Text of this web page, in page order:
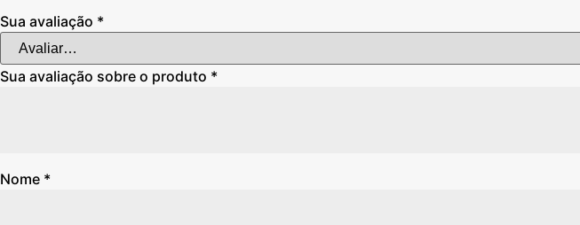
Sua avaliação *
Sua avaliação sobre o produto *
Nome *